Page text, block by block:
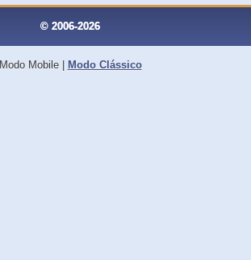
© 2006-2026
Modo Mobile| Modo Clássico